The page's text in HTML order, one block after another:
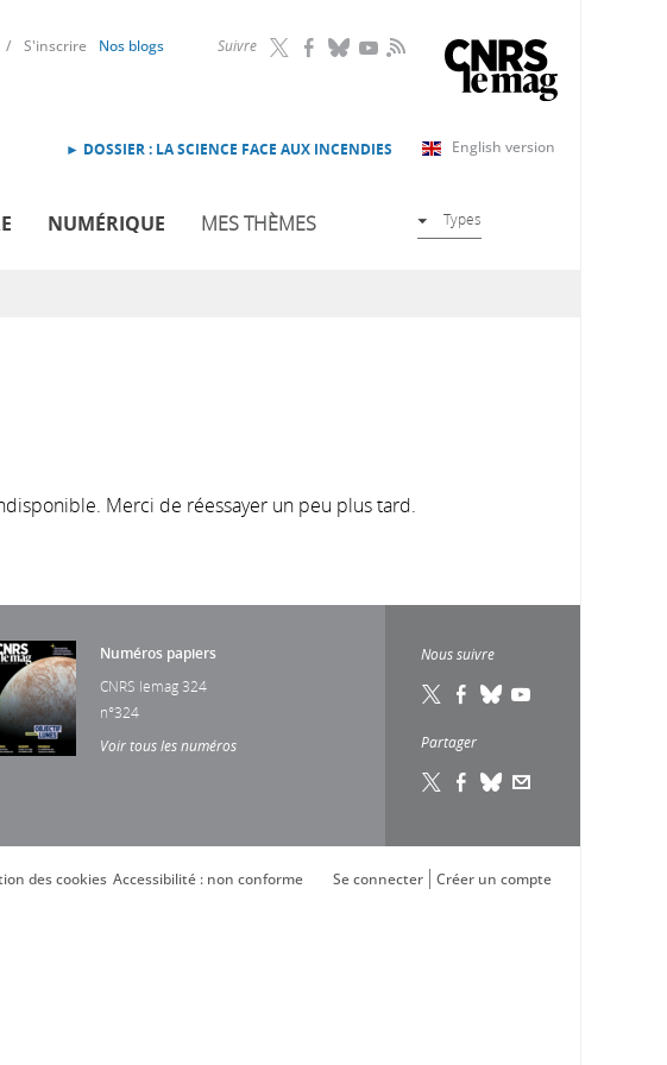
Suivre RSS
S'inscrire Nos blogs
English version
► DOSSIER : LA SCIENCE FACE AUX INCENDIES
NUMÉRIQUE MES THÈMES Types
Merci de réessayer un peu plus tard.
Numéros papiers
CNRS lemag 324
n°324
Voir tous les numéros
Nous suivre
Partager
Créer un compte
Se connecter
Accessibilité : non conforme
des cookies